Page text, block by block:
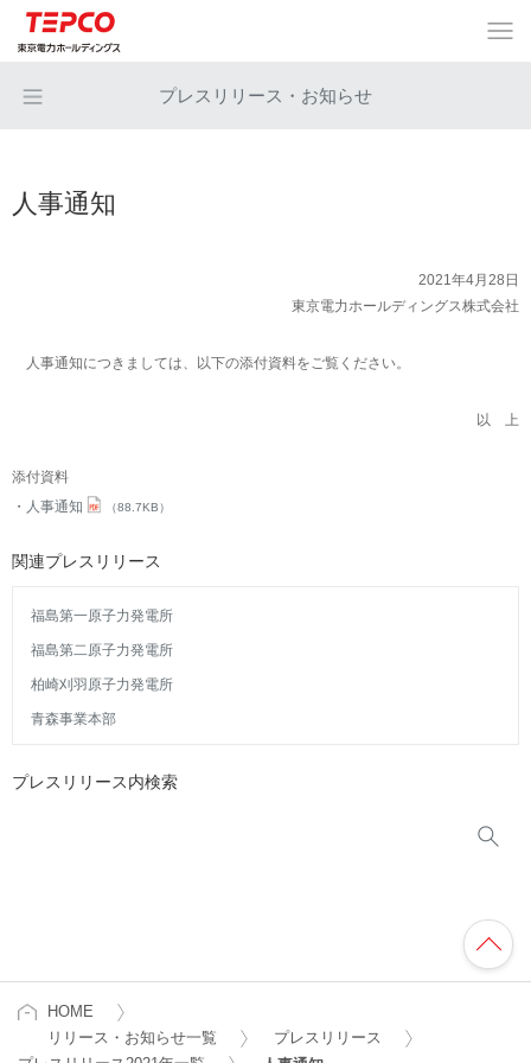
プレスリリース・お知らせ
人事通知
2021年4月28日
東京電力ホールディングス株式会社
人事通知につきましては、以下の添付資料をご覧ください。
以 上
添付資料
人事通知
（88.7KB）
関連プレスリリース
福島第一原子力発電所
福島第二原子力発電所
柏崎刈羽原子力発電所
青森事業本部
プレスリリース内検索
HOME
リリース・お知らせ一覧
プレスリリース